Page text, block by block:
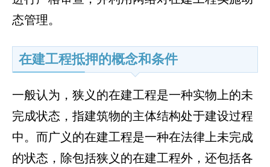
态管理。
在建工程抵押的概念和条件
一般认为，狭义的在建工程是一种实物上的未
完成状态，指建筑物的主体结构处于建设过程
中。而广义的在建工程是一种在法律上未完成
的状态，除包括狭义的在建工程外，还包括各